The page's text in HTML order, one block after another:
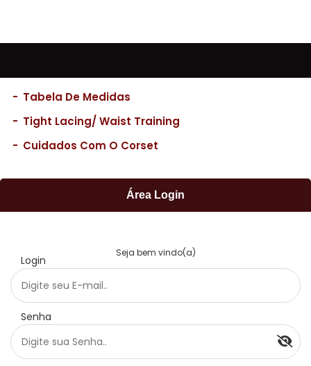
- Tabela De Medidas
- Tight Lacing/ Waist Training
- Cuidados Com O Corset
Área Login
Seja bem vindo(a)
Login
Senha